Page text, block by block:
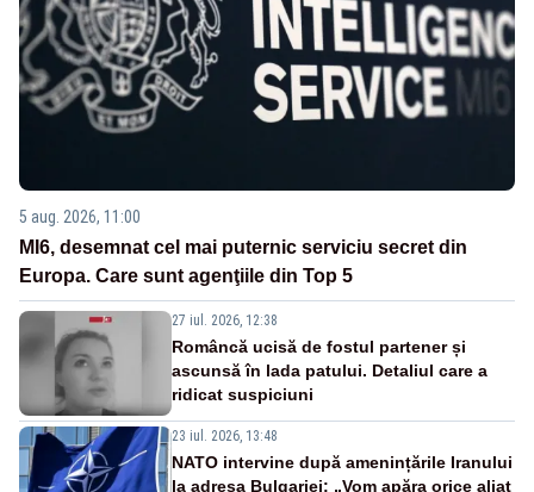
5 aug. 2026, 11:00
MI6, desemnat cel mai puternic serviciu secret din
Europa. Care sunt agenţiile din Top 5
27 iul. 2026, 12:38
Româncă ucisă de fostul partener și
ascunsă în lada patului. Detaliul care a
ridicat suspiciuni
23 iul. 2026, 13:48
NATO intervine după amenințările Iranului
la adresa Bulgariei: „Vom apăra orice aliat